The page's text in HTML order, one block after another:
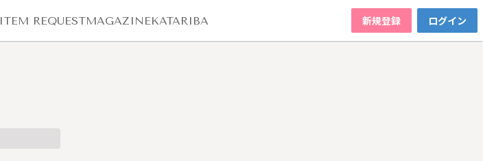
ITEM REQUESTMAGAZINEKATARIBA 新規登録 ログイン